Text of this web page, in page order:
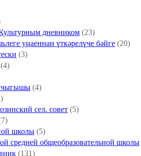
дневником (23)
уңаеннан үткәрелүче бәйге (20)
(3)
(4)
чыгышы (4)
сел. совет (5)
школы (5)
средней общеобразовательной школы
(131)